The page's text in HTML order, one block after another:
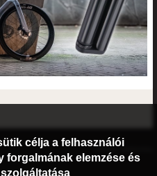
Honlap: webtoday
célja a felhasználói
forgalmának elemzése és